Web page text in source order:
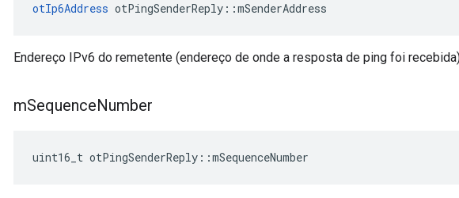
otIp6Address otPingSenderReply ::mSenderAddress
Endereço IPv6 do remetente (endereço de onde a resposta de ping foi
mSequenceNumber
uint16_t otPingSenderReply ::mSequenceNumber